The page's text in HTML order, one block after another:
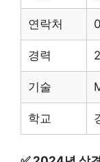
연락처
경력
기술
학교